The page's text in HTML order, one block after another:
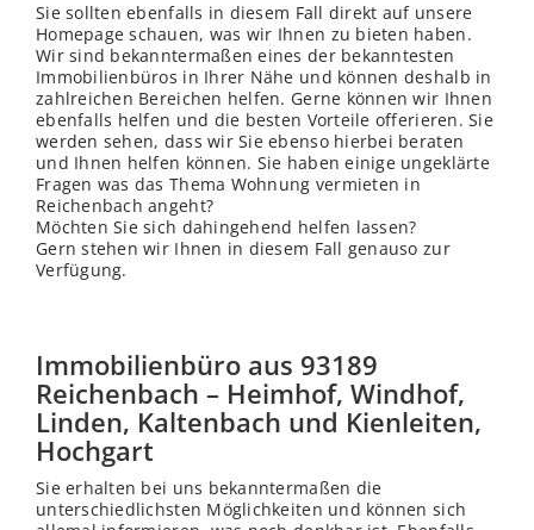
Sie sollten ebenfalls in diesem Fall direkt auf unsere
Homepage schauen, was wir Ihnen zu bieten haben.
Wir sind bekanntermaßen eines der bekanntesten
Immobilienbüros in Ihrer Nähe und können deshalb in
zahlreichen Bereichen helfen. Gerne können wir Ihnen
ebenfalls helfen und die besten Vorteile offerieren. Sie
werden sehen, dass wir Sie ebenso hierbei beraten
und Ihnen helfen können. Sie haben einige ungeklärte
Fragen was das Thema Wohnung vermieten in
Reichenbach angeht?
Möchten Sie sich dahingehend helfen lassen?
Gern stehen wir Ihnen in diesem Fall genauso zur
Verfügung.
Immobilienbüro aus 93189
Reichenbach – Heimhof, Windhof,
Linden, Kaltenbach und Kienleiten,
Hochgart
Sie erhalten bei uns bekanntermaßen die
unterschiedlichsten Möglichkeiten und können sich